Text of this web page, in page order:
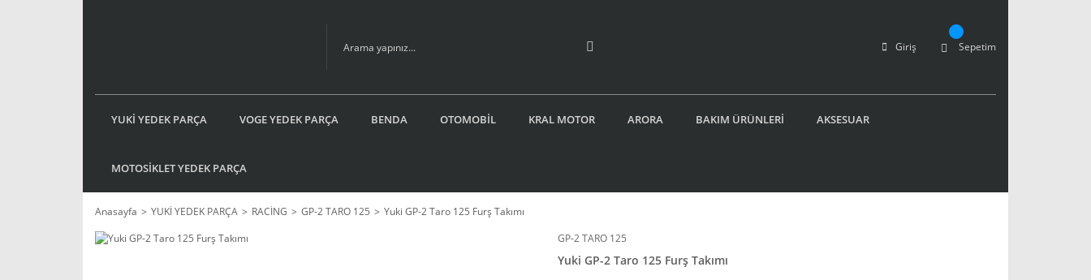
Giriş Sepetim
YUKİ YEDEK PARÇA VOGE YEDEK PARÇA BENDA OTOMOBİL KRAL MOTOR ARORA BAKIM ÜRÜNLERİ AKSESUAR
MOTOSİKLET YEDEK PARÇA
Anasayfa YUKİ YEDEK PARÇA RACİNG GP-2 TARO 125
Yuki GP-2 Taro 125 Furş Takımı
GP-2 TARO 125
Yuki GP-2 Taro 125 Furş Takımı